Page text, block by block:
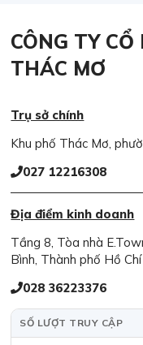
SỐ LƯỢT TRUY CẬP
CÔNG TY
THÁC MƠ
Trụ sở chính
Khu phố Thác Mơ,
027 12216308
Địa điểm kinh doanh
Tầng 8, Tòa nhà
Bình, Thành phố Hồ
028 36223376